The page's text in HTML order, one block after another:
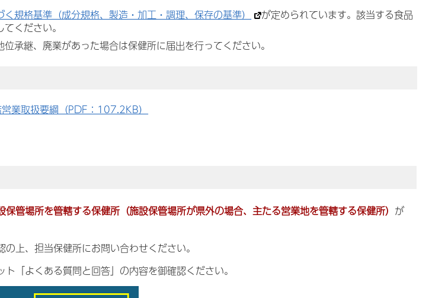
規格基準（成分規格、製造・加工・調理、保存の基準）
が定められています。該当する食品
ください。
承継、廃業があった場合は保健所に届出を行ってください。
業取扱要綱（PDF：107.2KB）
保管場所を管轄する保健所（施設保管場所が県外の場合、主たる営業地を管轄する保健所） が
上、担当保健所にお問い合わせください。
「よくある質問と回答」の内容を御確認ください。